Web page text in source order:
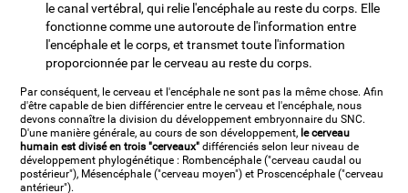
le canal vertébral, qui relie l'encéphale au reste du corps. Elle
fonctionne comme une autoroute de l'information entre
l'encéphale et le corps, et transmet toute l'information
proporcionnée par le cerveau au reste du corps.
Par conséquent, le cerveau et l'encéphale ne sont pas la même chose. Afin
d'être capable de bien différencier entre le cerveau et l'encéphale, nous
devons connaître la division du développement embryonnaire du SNC.
D'une manière générale, au cours de son développement, le cerveau
humain est divisé en trois "cerveaux" différenciés selon leur niveau de
développement phylogénétique : Rombencéphale ("cerveau caudal ou
postérieur"), Mésencéphale ("cerveau moyen") et Proscencéphale ("cerveau
antérieur").